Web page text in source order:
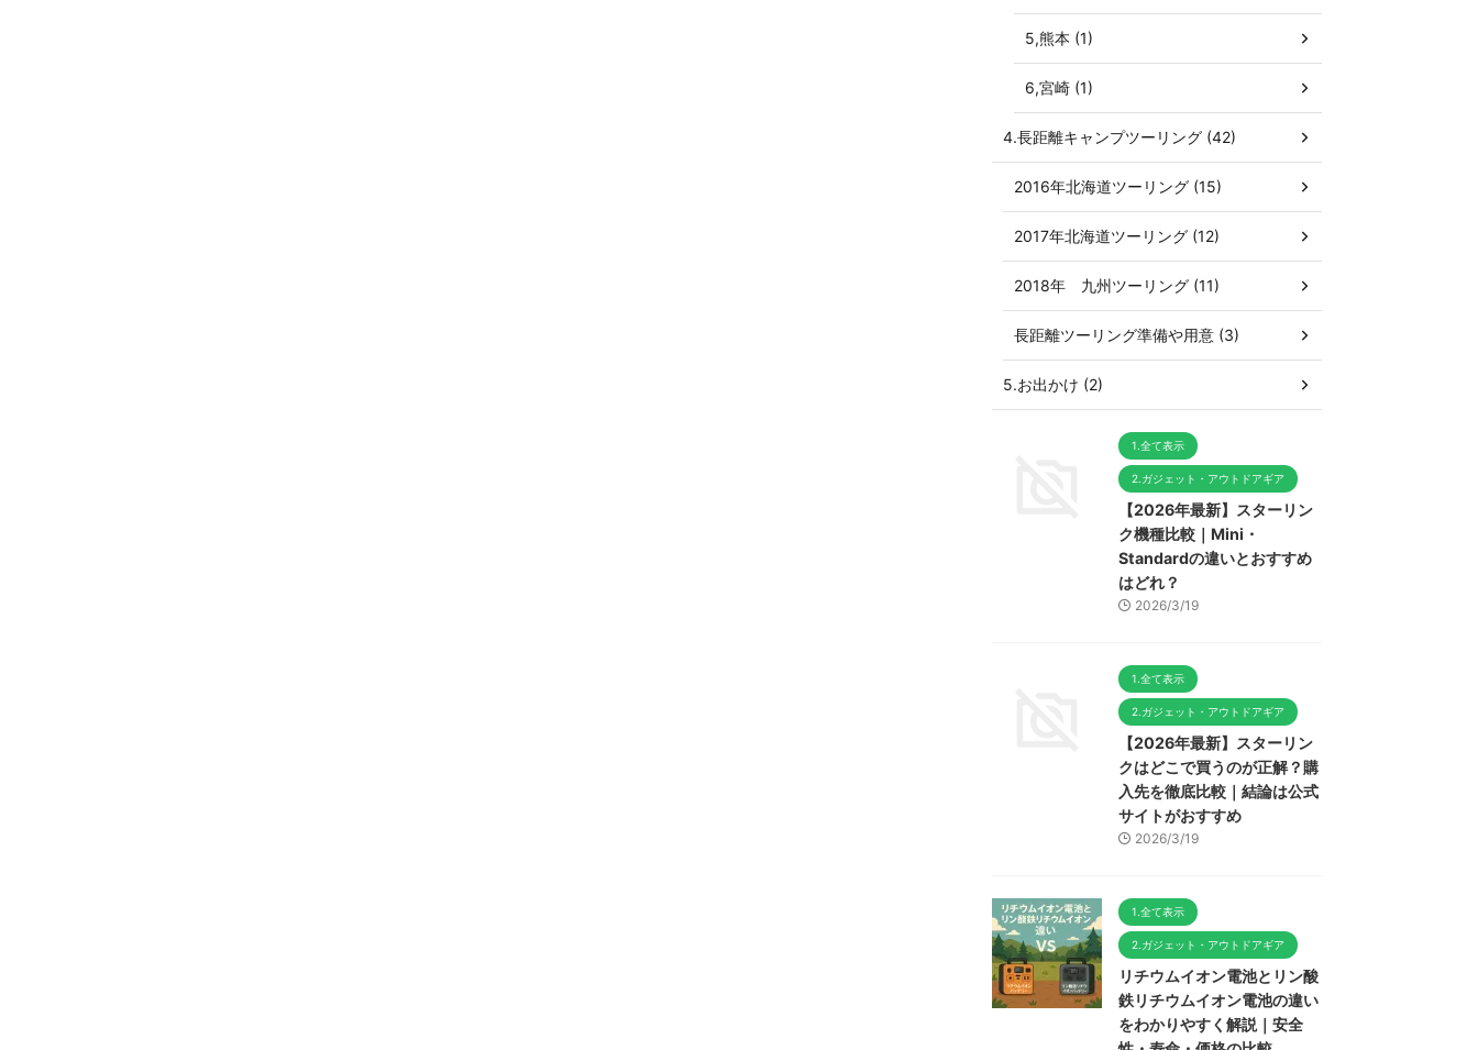
5,熊本 (1)
6,宮崎 (1)
4.長距離キャンプツーリング (42)
2016年北海道ツーリング (15)
2017年北海道ツーリング (12)
2018年 九州ツーリング (11)
長距離ツーリング準備や用意 (3)
5.お出かけ (2)
1.全て表示
2.ガジェット・アウトドアギア
【2026年最新】スターリン
ク機種比較｜Mini・
Standardの違いとおすすめ
はどれ？
2026/3/19
1.全て表示
2.ガジェット・アウトドアギア
【2026年最新】スターリン
クはどこで買うのが正解？購
入先を徹底比較｜結論は公式
サイトがおすすめ
2026/3/19
1.全て表示
2.ガジェット・アウトドアギア
リチウムイオン電池とリン酸
鉄リチウムイオン電池の違い
をわかりやすく解説｜安全